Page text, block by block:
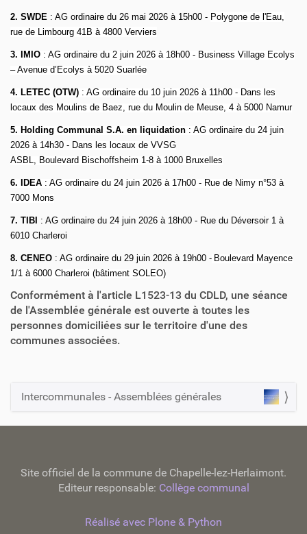
2. SWDE : AG ordinaire du 26 mai 2026 à 15h00 - Polygone de l'Eau,
rue de Limbourg 41B à 4800 Verviers
3. IMIO : AG ordinaire du 2 juin 2026 à 18h00 - Business Village Ecolys
– Avenue d’Ecolys à 5020 Suarlée
4. LETEC (OTW) : AG ordinaire du 10 juin 2026 à 11h00 - Dans les
locaux des Moulins de Baez, rue du Moulin de Meuse, 4 à 5000 Namur
5. Holding Communal S.A. en liquidation : AG ordinaire du 24 juin
2026 à 14h30 - Dans les locaux de VVSG
ASBL, Boulevard Bischoffsheim 1-8 à 1000 Bruxelles
6. IDEA : AG ordinaire du 24 juin 2026 à 17h00 - Rue de Nimy n°53 à
7000 Mons
7. TIBI : AG ordinaire du 24 juin 2026 à 18h00 - Rue du Déversoir 1 à
6010 Charleroi
8. CENEO : AG ordinaire du 29 juin 2026 à 19h00 - Boulevard Mayence
1/1 à 6000 Charleroi (bâtiment SOLEO)
Conformément à l'article L1523-13 du CDLD, une séance
de l'Assemblée générale est ouverte à toutes les
personnes domiciliées sur le territoire d'une des
communes associées.
N
g
Intercommunales - Assemblées générales
Site officiel de la commune de Chapelle-lez-Herlaimont.
Editeur responsable: Collège communal
Réalisé avec Plone & Python